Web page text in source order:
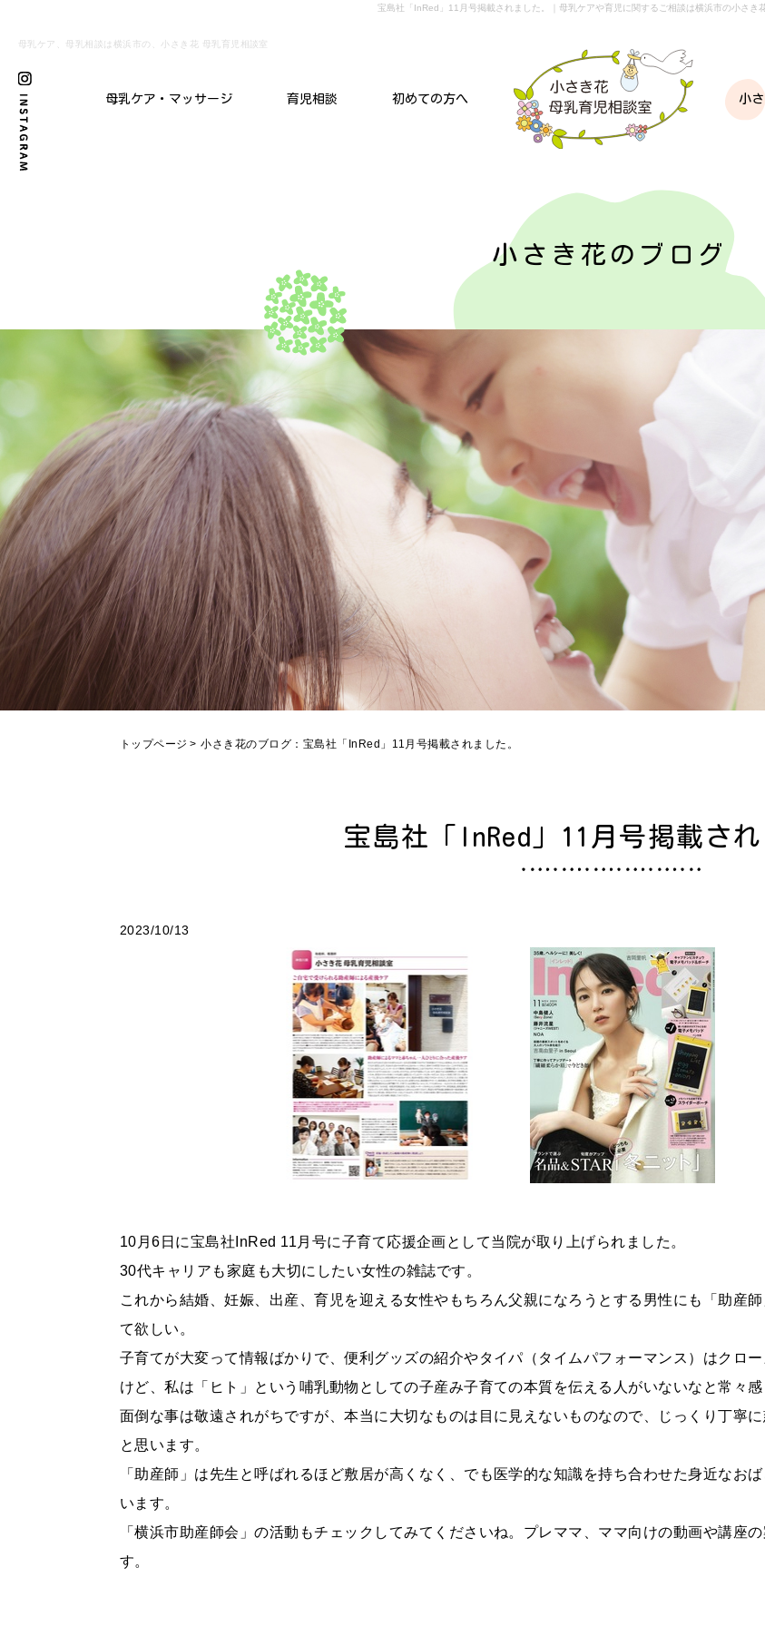
宝島社「InRed」11月号掲載されました。 ｜母乳ケアや育児に関するご相談は横浜市の小さき
母乳ケア、母乳相談は横浜市の、小さき花 母乳育児相談室
母乳ケア・マッサージ 育児相談 初めての方へ 小
小さき花のブログ
トップページ 小さき花のブログ 宝島社「InRed」11月号掲載されました。
宝島社「InRed」11月号掲載され
2023/10/13
10月6日に宝島社InRed 11月号に子育て応援企画として当院が取り上げられました。
30代キャリアも家庭も大切にしたい女性の雑誌です。
これから結婚、妊娠、出産、育児を迎える女性やもちろん父親になろうとする男性にも「助産
て欲しい。
子育てが大変って情報ばかりで、便利グッズの紹介やタイパ（タイムパフォーマンス）はクロ
けど、私は「ヒト」という哺乳動物としての子産み子育ての本質を伝える人がいないなと常々感
面倒な事は敬遠されがちですが、本当に大切なものは目に見えないものなので、じっくり丁寧
と思います。
「助産師」は先生と呼ばれるほど敷居が高くなく、でも医学的な知識を持ち合わせた身近なお
います。
「横浜市助産師会」の活動もチェックしてみてくださいね。プレママ、ママ向けの動画や講座の
す。